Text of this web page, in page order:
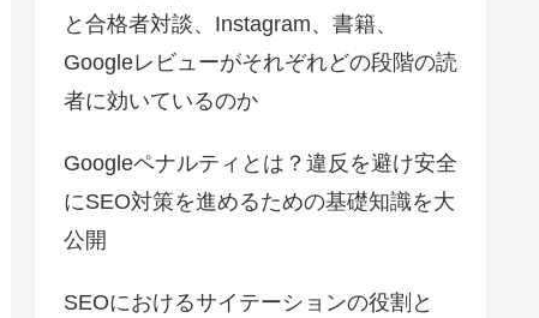
と合格者対談、Instagram、書籍、
Googleレビューがそれぞれどの段階の読
者に効いているのか
Googleペナルティとは？違反を避け安全
にSEO対策を進めるための基礎知識を大
公開
SEOにおけるサイテーションの役割と